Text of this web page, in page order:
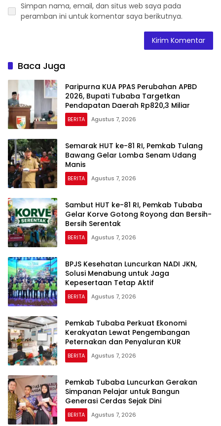
Simpan nama, email, dan situs web saya pada
peramban ini untuk komentar saya berikutnya.
Baca Juga
Paripurna KUA PPAS Perubahan APBD
2026, Bupati Tubaba Targetkan
Pendapatan Daerah Rp820,3 Miliar
BERITA Agustus 7, 2026
Semarak HUT ke-81 RI, Pemkab Tulang
Bawang Gelar Lomba Senam Udang
Manis
BERITA Agustus 7, 2026
Sambut HUT ke-81 RI, Pemkab Tubaba
Gelar Korve Gotong Royong dan Bersih-
Bersih Serentak
BERITA Agustus 7, 2026
BPJS Kesehatan Luncurkan NADI JKN,
Solusi Menabung untuk Jaga
Kepesertaan Tetap Aktif
BERITA Agustus 7, 2026
Pemkab Tubaba Perkuat Ekonomi
Kerakyatan Lewat Pengembangan
Peternakan dan Penyaluran KUR
BERITA Agustus 7, 2026
Pemkab Tubaba Luncurkan Gerakan
Simpanan Pelajar untuk Bangun
Generasi Cerdas Sejak Dini
BERITA Agustus 7, 2026